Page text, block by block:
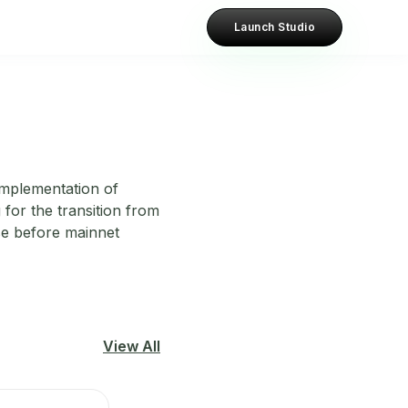
Launch Studio
of
for the transition from
before mainnet
View All